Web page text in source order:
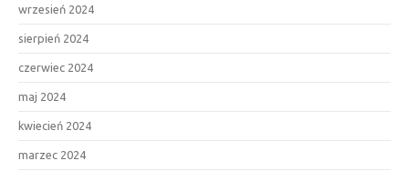
wrzesień 2024
sierpień 2024
czerwiec 2024
maj 2024
kwiecień 2024
marzec 2024